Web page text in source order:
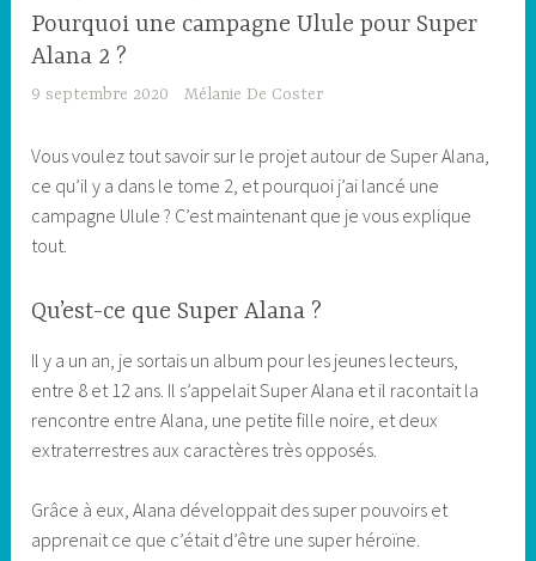
Pourquoi une campagne Ulule pour Super
Alana 2 ?
9 septembre 2020 Mélanie De Coster
Vous voulez tout savoir sur le projet autour de Super Alana,
ce qu’il y a dans le tome 2, et pourquoi j’ai lancé une
campagne Ulule ? C’est maintenant que je vous explique
tout.
Qu’est-ce que Super Alana ?
Il y a un an, je sortais un album pour les jeunes lecteurs,
entre 8 et 12 ans. Il s’appelait Super Alana et il racontait la
rencontre entre Alana, une petite fille noire, et deux
extraterrestres aux caractères très opposés.
Grâce à eux, Alana développait des super pouvoirs et
apprenait ce que c’était d’être une super héroïne.